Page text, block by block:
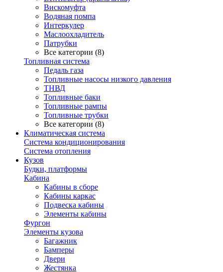
Вискомуфта
Водяная помпа
Интеркулер
Маслоохладитель
Патрубки
Все категории (8)
Топливная система
Педаль газа
Топливные насосы низкого давления
ТНВД
Топливные баки
Топливные рампы
Топливные трубки
Все категории (8)
Климатическая система
Система кондиционирования
Система отопления
Кузов
Будки, платформы
Кабина
Кабины в сборе
Кабины каркас
Подвеска кабины
Элементы кабины
Фургон
Элементы кузова
Багажник
Бамперы
Двери
Жестянка